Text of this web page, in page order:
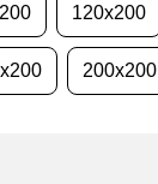
120x200
200x200